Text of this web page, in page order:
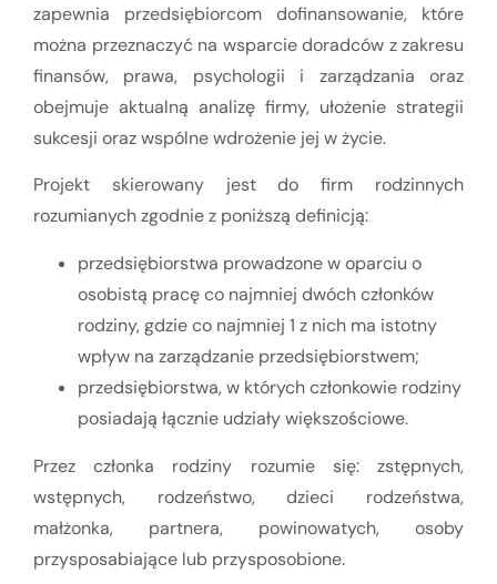
zapewnia przedsiębiorcom dofinansowanie, które
można przeznaczyć na wsparcie doradców z zakresu
finansów, prawa, psychologii i zarządzania oraz
obejmuje aktualną analizę firmy, ułożenie strategii
sukcesji oraz wspólne wdrożenie jej w życie.
Projekt skierowany jest do firm rodzinnych
rozumianych zgodnie z poniższą definicją:
przedsiębiorstwa prowadzone w oparciu o
osobistą pracę co najmniej dwóch członków
rodziny, gdzie co najmniej 1 z nich ma istotny
wpływ na zarządzanie przedsiębiorstwem;
przedsiębiorstwa, w których członkowie rodziny
posiadają łącznie udziały większościowe.
Przez członka rodziny rozumie się: zstępnych,
wstępnych, rodzeństwo, dzieci rodzeństwa,
małżonka, partnera, powinowatych, osoby
przysposabiające lub przysposobione.